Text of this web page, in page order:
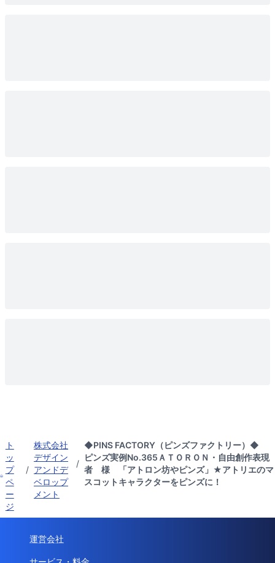
ト
ッ
プ
ペ
ー
ジ
/
株式会社
デザイン
アンドデ
ベロップ
メント
/
◆PINS FACTORY（ピンズファクトリー）◆
ピンズ実例No.365ＡＴＯＲＯＮ・自由創作表現
者 様 「アトロン坊やピンズ」★アトリエのマ
スコットキャラクターをピンズに！
運営会社